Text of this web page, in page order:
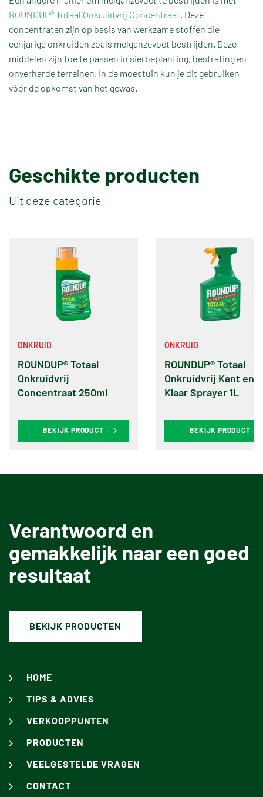
ROUNDUP® Totaal Onkruidvrij Concentraat. Deze
concentraten zijn op basis van werkzame stoffen die
eenjarige onkruiden zoals melganzevoet bestrijden. Deze
middelen zijn toe te passen in sierbeplanting, bestrating en
onverharde terreinen. In de moestuin kun je dit gebruiken
vóór de opkomst van het gewas.
Geschikte producten
Uit deze categorie
ONKRUID
ROUNDUP® Totaal
Onkruidvrij
Concentraat 250ml
BEKIJK PRODUCT
ONKRUID
ROUNDUP® Totaal
Onkruidvrij Kant en
Klaar Sprayer 1L
BEKIJK PRODUCT
Verantwoord en
gemakkelijk naar een goed
resultaat
BEKIJK PRODUCTEN
HOME
TIPS & ADVIES
VERKOOPPUNTEN
PRODUCTEN
VEELGESTELDE VRAGEN
CONTACT